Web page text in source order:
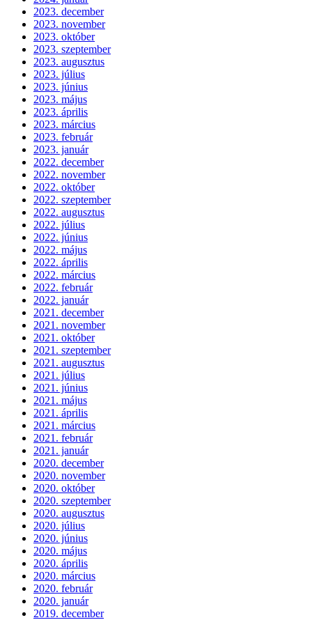
2023. december
2023. november
2023. október
2023. szeptember
2023. augusztus
2023. július
2023. június
2023. május
2023. április
2023. március
2023. február
2023. január
2022. december
2022. november
2022. október
2022. szeptember
2022. augusztus
2022. július
2022. június
2022. május
2022. április
2022. március
2022. február
2022. január
2021. december
2021. november
2021. október
2021. szeptember
2021. augusztus
2021. július
2021. június
2021. május
2021. április
2021. március
2021. február
2021. január
2020. december
2020. november
2020. október
2020. szeptember
2020. augusztus
2020. július
2020. június
2020. május
2020. április
2020. március
2020. február
2020. január
2019. december